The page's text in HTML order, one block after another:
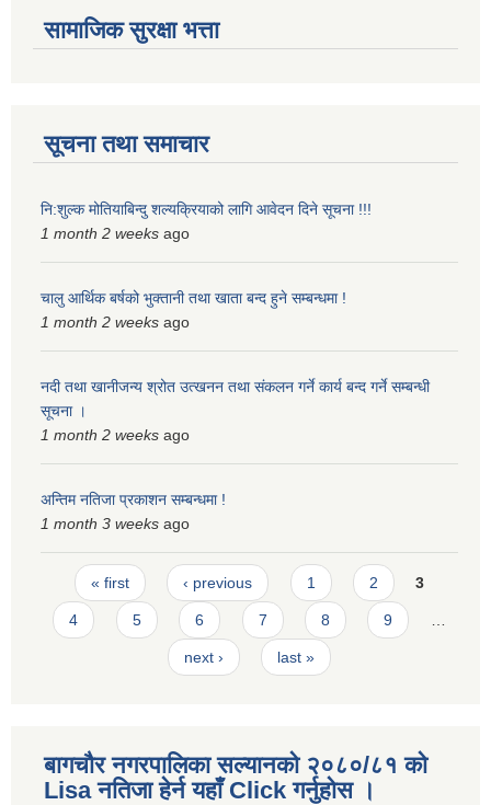
सामाजिक सुरक्षा भत्ता
सूचना तथा समाचार
नि:शुल्क मोतियाबिन्दु शल्यक्रियाको लागि आवेदन दिने सूचना !!!
1 month 2 weeks ago
चालु आर्थिक बर्षको भुक्तानी तथा खाता बन्द हुने सम्बन्धमा !
1 month 2 weeks ago
नदी तथा खानीजन्य श्रोत उत्खनन तथा संकलन गर्ने कार्य बन्द गर्ने सम्बन्धी
सूचना ।
1 month 2 weeks ago
अन्तिम नतिजा प्रकाशन सम्बन्धमा !
1 month 3 weeks ago
Pages
« first ‹ previous 1 2 3
4 5 6 7 8 9 …
next › last »
बागचौर नगरपालिका सल्यानको २०८०/८१ को
Lisa नतिजा हेर्न यहाँ Click गर्नुहोस ।